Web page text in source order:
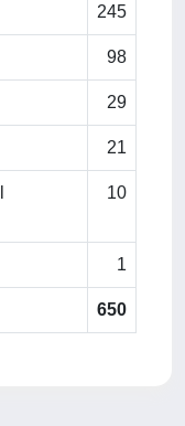
245
98
29
21
10
1
650